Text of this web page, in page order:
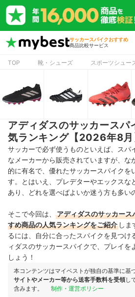
サッカースパイクおすすめ
商品比較サービス
TOP 靴・シューズ スポーツシュー
アディダスのサッカースパ
気ランキング【2026年8月
サッカーで必ず使うものといえば、スパ
なメーカーから販売されていますが、な
的に有名で、優れたサッカースパイクを
す。とはいえ、プレデターやエックスな
あり、どれを選べばよいか迷う方も多い
そこで今回は、
アディダスのサッカー
すめ商品の人気ランキングをご紹介 しま
るには、自分に合ったスパイクを見つけ
ィダスのサッカースパイクで、プレイを
しょう！
本コンテンツはマイベストが独自の基準に基
サイトやメーカー等から送客手数料を受領し
含みます。
制作・運営ポリシー